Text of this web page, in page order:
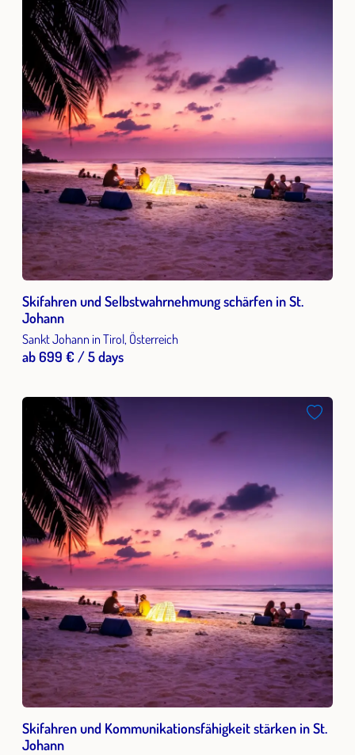
Skifahren und Selbstwahrnehmung schärfen in St.
Johann
Sankt Johann in Tirol, Österreich
ab 699 € / 5 days
Skifahren und Kommunikationsfähigkeit stärken in St.
Johann